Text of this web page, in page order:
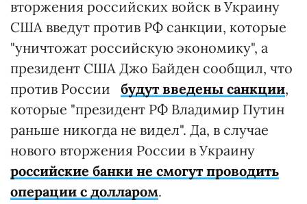
вторжения российских войск в Украину
США введут против РФ санкции, которые
"уничтожат российскую экономику", а
президент США Джо Байден сообщил, что
против России будут введены санкции,
которые "президент РФ Владимир Путин
раньше никогда не видел". Да, в случае
нового вторжения России в Украину
российские банки не смогут проводить
операции с долларом.